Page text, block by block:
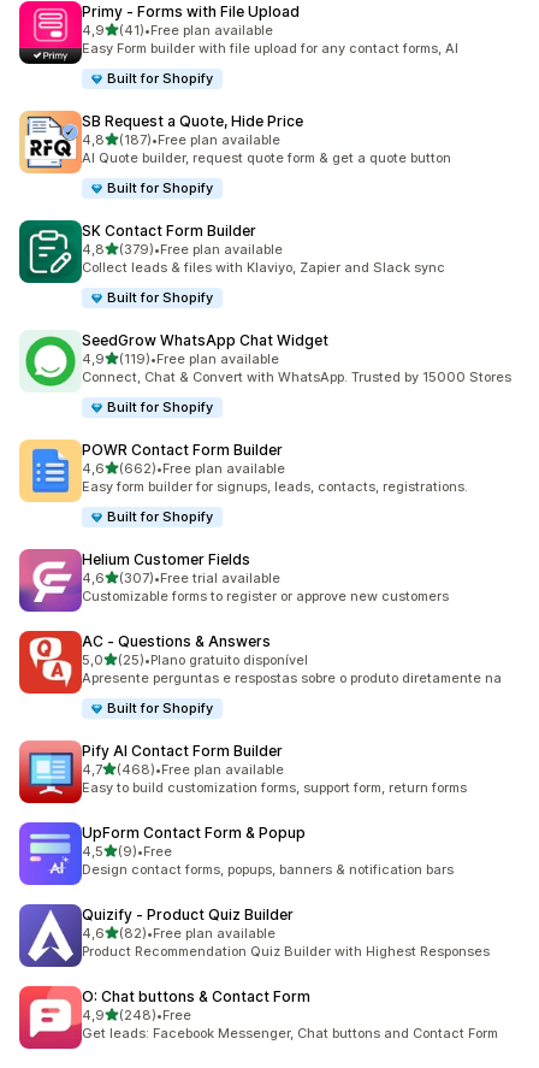
Primy ‑ Forms with File Upload
4,9de 5 estrelas
(41)
41 total de avaliações
•Free plan available
Easy Form builder with file upload for any contact forms, AI
Built for Shopify
SB Request a Quote, Hide Price
4,8de 5 estrelas
(187)
187 total de avaliações
•Free plan available
AI Quote builder, request quote form & get a quote button
Built for Shopify
SK Contact Form Builder
4,8de 5 estrelas
(379)
379 total de avaliações
•Free plan available
Collect leads & files with Klaviyo, Zapier and Slack sync
Built for Shopify
SeedGrow WhatsApp Chat Widget
4,9de 5 estrelas
(119)
119 total de avaliações
•Free plan available
Connect, Chat & Convert with WhatsApp. Trusted by 15000 Stores
Built for Shopify
POWR Contact Form Builder
4,6de 5 estrelas
(662)
662 total de avaliações
•Free plan available
Easy form builder for signups, leads, contacts, registrations.
Built for Shopify
Helium Customer Fields
4,6de 5 estrelas
(307)
307 total de avaliações
•Free trial available
Customizable forms to register or approve new customers
AC ‑ Questions & Answers
5,0de 5 estrelas
(25)
25 total de avaliações
•Plano gratuito disponível
Apresente perguntas e respostas sobre o produto diretamente na
Built for Shopify
Pify AI Contact Form Builder
4,7de 5 estrelas
(468)
468 total de avaliações
•Free plan available
Easy to build customization forms, support form, return forms
UpForm Contact Form & Popup
4,5de 5 estrelas
(9)
9 total de avaliações
•Free
Design contact forms, popups, banners & notification bars
Quizify ‑ Product Quiz Builder
4,6de 5 estrelas
(82)
82 total de avaliações
•Free plan available
Product Recommendation Quiz Builder with Highest Responses
O: Chat buttons & Contact Form
4,9de 5 estrelas
(248)
248 total de avaliações
•Free
Get leads: Facebook Messenger, Chat buttons and Contact Form